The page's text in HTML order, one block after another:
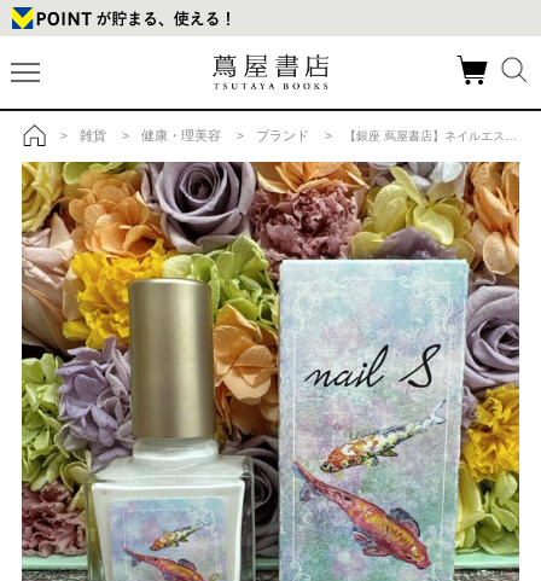
トップ
> 雑貨 > 健康・理美容 > ブランド > 【銀座 蔦屋書店】ネイルエス white lineの商品詳細